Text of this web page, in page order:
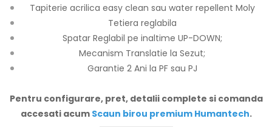
Tapiterie acrilica easy clean sau water repellent Moly
Tetiera reglabila
Spatar Reglabil pe inaltime UP-DOWN;
Mecanism Translatie la Sezut;
Garantie 2 Ani la PF sau PJ
Pentru configurare, pret, detalii complete si comanda
accesati acum Scaun birou premium Humantech.